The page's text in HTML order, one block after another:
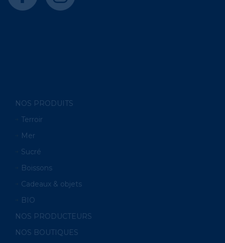
NOS PRODUITS
Terroir
Mer
Sucré
Boissons
Cadeaux & objets
BIO
NOS PRODUCTEURS
NOS BOUTIQUES